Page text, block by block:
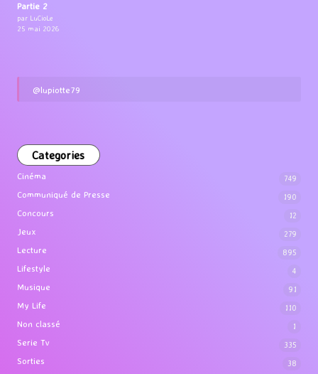
Partie 2
par LuCioLe
25 mai 2026
@lupiotte79
Categories
Cinéma 749
Communiqué de Presse 190
Concours 12
Jeux 279
Lecture 895
Lifestyle 4
Musique 91
My Life 110
Non classé 1
Serie Tv 335
Sorties 38